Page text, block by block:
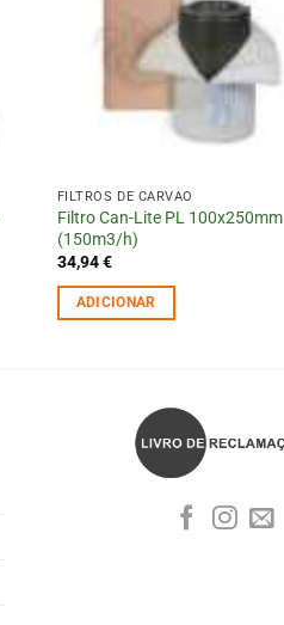
FILTROS DE CARVÃO
Filtro Can-Lite PL 100x250mm
(150m3/h)
34,94€
ADICIONAR